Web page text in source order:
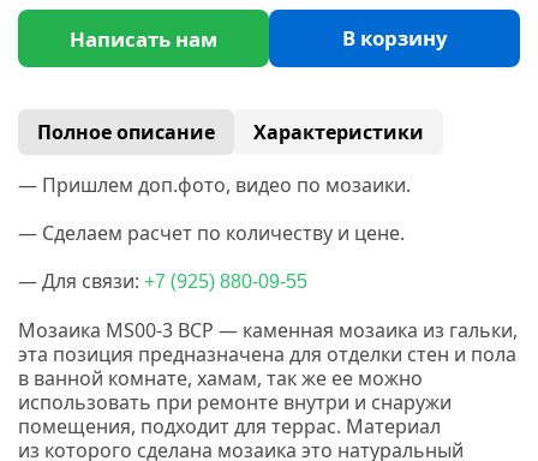
Написать нам В корзину
Полное описание
Характеристики
— Пришлем доп.фото, видео по мозаики.
— Сделаем расчет по количеству и цене.
— Для связи: +7 (925) 880-09-55
Мозаика MS00-3 BCP — каменная мозаика из гальки,
эта позиция предназначена для отделки стен и пола
в ванной комнате, хамам, так же ее можно
использовать при ремонте внутри и снаружи
помещения, подходит для террас. Материал
из которого сделана мозаика это натуральный